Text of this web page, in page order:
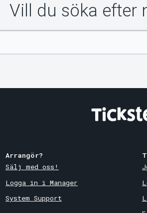
Vill du söka efter
Arrangör?
Sälj med oss!
Logga in i Manager
System Support